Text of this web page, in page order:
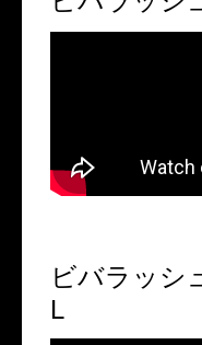
ビバラッシ
L